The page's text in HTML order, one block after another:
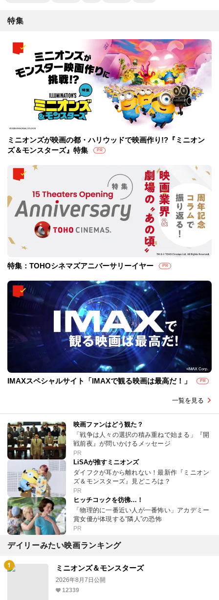
特集
ミニオンズが映画の都・ハリウッドで映画作り!?『ミニオン
ズ＆モンスターズ』特集
PR
特集：TOHOシネマズアニバーサリーイヤー PR
IMAXスペシャルサイト「IMAXで観る映画は最高だ！」 PR
一覧を見る
映画ファンはどう観た？
「戦争は人々の選択の積み重ねで始まる」『開
戦前夜』が問いかけるメッセージ
PR
LiSAが推すミニオンズ
ダイフクが耳から離れない！最新作『ミニオン
ズ＆モンスターズ』見どころは？
PR
ヒッチコックを彷彿…！
「物理的に一番近い人が一番怖い」アカデミー
賞女優が体現する“隣人”の恐怖
PR
デイリーみたい映画ランキング
ミニオンズ＆モンスターズ
2026年8月7日公開
12339